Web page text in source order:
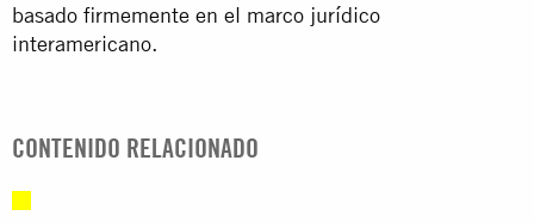
basado firmemente en el marco jurídico
interamericano.
CONTENIDO RELACIONADO